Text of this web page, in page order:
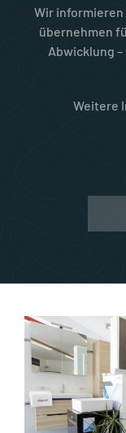
Wir informieren
übernehmen
Abwicklung
Weitere